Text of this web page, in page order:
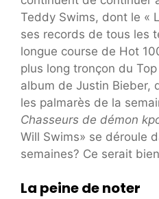
Teddy Swims, dont le «
ses records de tous les
longue course de Hot
plus long tronçon du
album de Justin Bieber,
les palmarès de la
Chasseurs de démon
Will Swims» se déroule
semaines? Ce serait
La peine de noter